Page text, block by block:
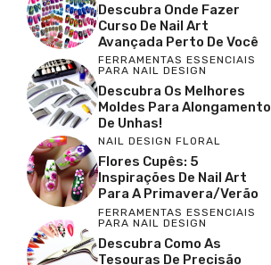
Descubra Onde Fazer
Curso De Nail Art
Avançada Perto De Você
FERRAMENTAS ESSENCIAIS
PARA NAIL DESIGN
Descubra Os Melhores
Moldes Para Alongamento
De Unhas!
NAIL DESIGN FLORAL
Flores Cupês: 5
Inspirações De Nail Art
Para A Primavera/Verão
FERRAMENTAS ESSENCIAIS
PARA NAIL DESIGN
Descubra Como As
Tesouras De Precisão